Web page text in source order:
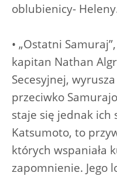
oblubienicy-
• „Ostatni
kapitan Nathan
Secesyjnej,
przeciwko
staje się jednak ich
Katsumoto, to
których wspaniała
zapomnienie. Jego